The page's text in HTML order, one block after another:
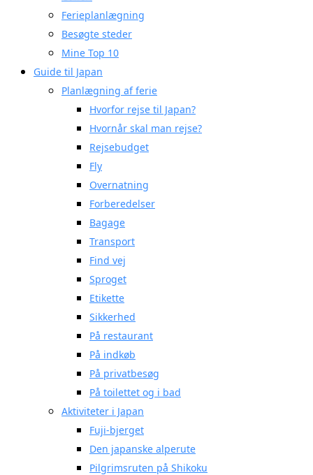
Ferieplanlægning
Besøgte steder
Mine Top 10
Guide til Japan
Planlægning af ferie
Hvorfor rejse til Japan?
Hvornår skal man rejse?
Rejsebudget
Fly
Overnatning
Forberedelser
Bagage
Transport
Find vej
Sproget
Etikette
Sikkerhed
På restaurant
På indkøb
På privatbesøg
På toilettet og i bad
Aktiviteter i Japan
Fuji-bjerget
Den japanske alperute
Pilgrimsruten på Shikoku